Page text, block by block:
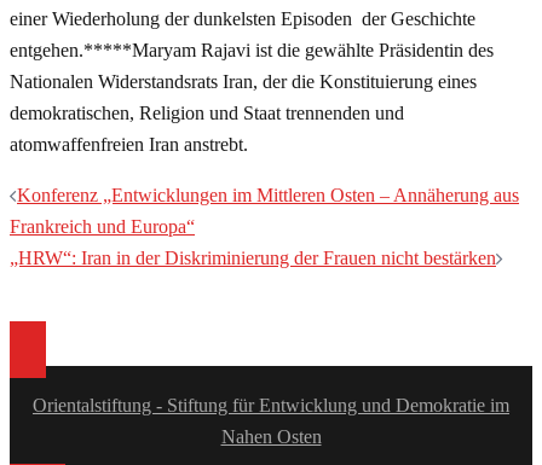
einer Wiederholung der dunkelsten Episoden der Geschichte
entgehen.*****Maryam Rajavi ist die gewählte Präsidentin des
Nationalen Widerstandsrats Iran, der die Konstituierung eines
demokratischen, Religion und Staat trennenden und
atomwaffenfreien Iran anstrebt.
Beitragsnavigation
Konferenz „Entwicklungen im Mittleren Osten – Annäherung aus
Frankreich und Europa“
„HRW“: Iran in der Diskriminierung der Frauen nicht bestärken
Orientalstiftung - Stiftung für Entwicklung und Demokratie im
Nahen Osten